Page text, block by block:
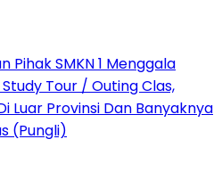
Pihak SMKN 1 Menggala
Tour / Outing Clas,
Luar Provinsi Dan Banyaknya
(Pungli)